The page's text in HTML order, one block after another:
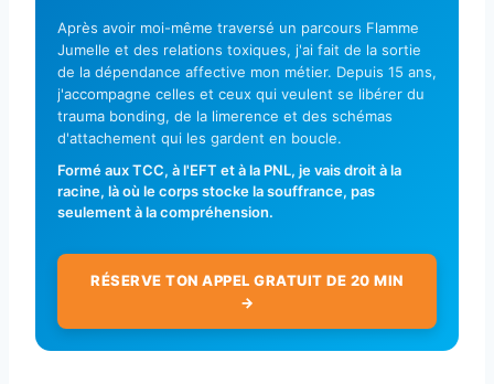
Après avoir moi-même traversé un parcours Flamme
Jumelle et des relations toxiques, j'ai fait de la sortie
de la dépendance affective mon métier. Depuis 15 ans,
j'accompagne celles et ceux qui veulent se libérer du
trauma bonding, de la limerence et des schémas
d'attachement qui les gardent en boucle.
Formé aux TCC, à l'EFT et à la PNL, je vais droit à la
racine, là où le corps stocke la souffrance, pas
seulement à la compréhension.
RÉSERVE TON APPEL GRATUIT DE 20 MIN
→